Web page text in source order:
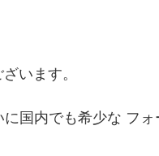
います。
国内でも希少な フォ